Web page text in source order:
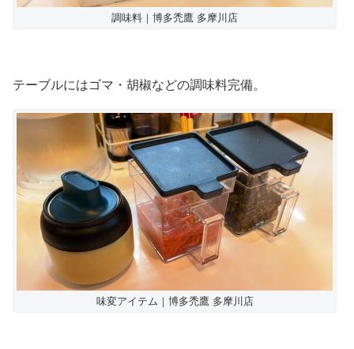
調味料｜博多禿鷹 多摩川店
テーブルにはゴマ・胡椒などの調味料完備。
味変アイテム｜博多禿鷹 多摩川店